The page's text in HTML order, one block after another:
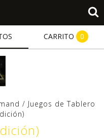
CARRITO 0
/ Juegos de Tablero